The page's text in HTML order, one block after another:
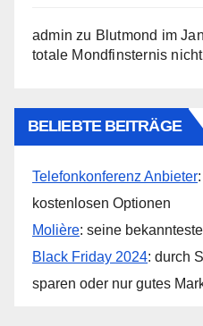
admin zu Blutmond im
totale Mondfinsternis
BELIEBTE BEITRÄGE
Telefonkonferenz Anbieter
kostenlosen Optionen
Molière: seine
Black Friday 2024: durch
sparen oder nur gutes